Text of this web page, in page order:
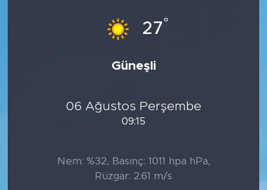
27°
Güneşli
06 Ağustos Perşembe
09:15
Nem: %32, Basınç: 1011 hpa hPa,
Rüzgar: 2.61 m/s